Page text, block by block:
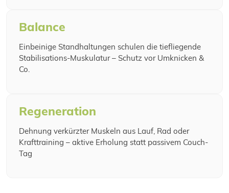
Balance
Einbeinige Standhaltungen schulen die tiefliegende
Stabilisations-Muskulatur – Schutz vor Umknicken &
Co.
Regeneration
Dehnung verkürzter Muskeln aus Lauf, Rad oder
Krafttraining – aktive Erholung statt passivem Couch-
Tag